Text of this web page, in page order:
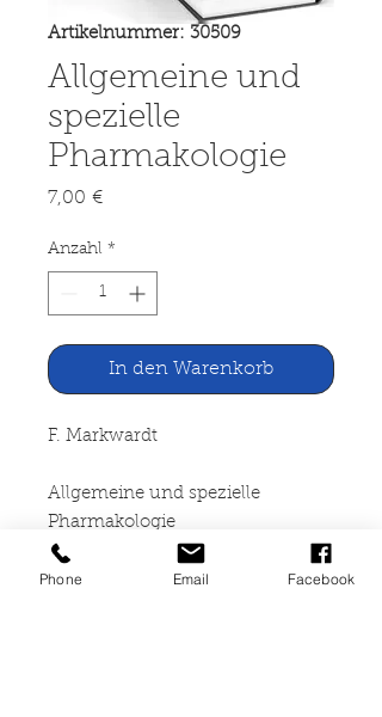
Artikelnummer: 30509
Allgemeine und
spezielle
Pharmakologie
7,00 €Preis
Anzahl *
In den Warenkorb
F. Markwardt
Allgemeine und spezielle
Pharmakologie
Verlag Volk und Gesundheit,
Phone Email Facebook